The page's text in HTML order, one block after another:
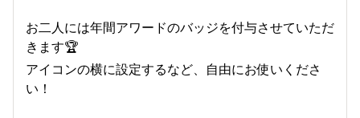
お二人には年間アワードのバッジを付与させていただ
きます🏆
アイコンの横に設定するなど、自由にお使いくださ
い！